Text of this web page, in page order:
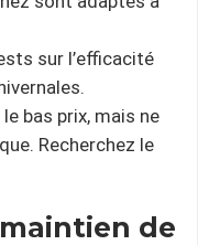
sur l’efficacité
le bas prix, mais ne
Recherchez le
de